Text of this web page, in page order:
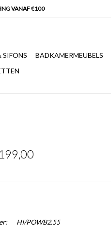
SIFONS BADKAMERMEUBELS
HI/POWB2.55